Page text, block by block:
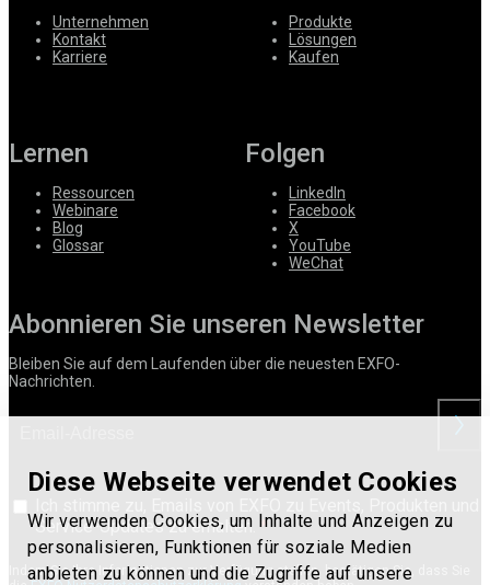
Diese Webseite verwendet Cookies
Wir verwenden Cookies, um Inhalte und Anzeigen zu
personalisieren, Funktionen für soziale Medien
anbieten zu können und die Zugriffe auf unsere
Unternehmen
Kontakt
Karriere
Produkte
Lösungen
Kaufen
Lernen
Ressourcen
Webinare
Blog
Glossar
Folgen
LinkedIn
Facebook
X
YouTube
WeChat
Abonnieren Sie unseren Newsletter
Bleiben Sie auf dem Laufenden über die neuesten EXFO-
Nachrichten.
Service-Updates zu erhalten.
Indem Sie Ihre Informationen zur Verfügung stellen, bestätigen Sie, dass Sie